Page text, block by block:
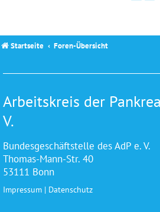
Startseite Foren-Übersicht
Arbeitskreis der
V.
Bundesgeschäftstelle des AdP e. V.
Thomas-Mann-Str. 40
53111 Bonn
Impressum | Datenschutz